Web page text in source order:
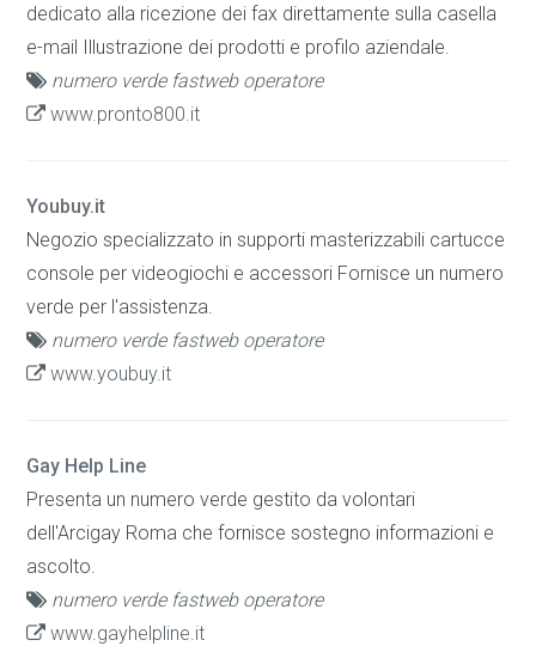
dedicato alla ricezione dei fax direttamente sulla casella
e-mail Illustrazione dei prodotti e profilo aziendale.
numero verde fastweb operatore
www.pronto800.it
Youbuy.it
Negozio specializzato in supporti masterizzabili cartucce
console per videogiochi e accessori Fornisce un numero
verde per l'assistenza.
numero verde fastweb operatore
www.youbuy.it
Gay Help Line
Presenta un numero verde gestito da volontari
dell'Arcigay Roma che fornisce sostegno informazioni e
ascolto.
numero verde fastweb operatore
www.gayhelpline.it